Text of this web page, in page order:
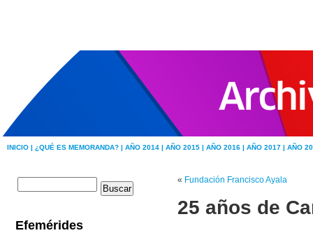
INICIO | ¿QUÉ ES MEMORANDA? | AÑO 2014 | AÑO 2015 | AÑO 2016 | AÑO 2017 | AÑO
« Fundación Francisco Ayala
25 años de
Efemérides